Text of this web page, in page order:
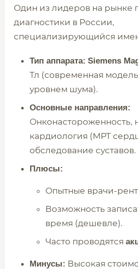
Один из лидеров на рынке
диагностики в России,
специализирующийся
Тип аппарата: Siemens
Тл (современная
уровнем шума).
Основные направления:
Онконастороженность,
кардиология (МРТ
обследование суставов.
Плюсы:
Опытные врачи-
Возможность
время (дешевле).
Часто проводятся
Минусы: Высокая